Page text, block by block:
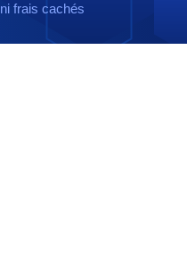
frais cachés